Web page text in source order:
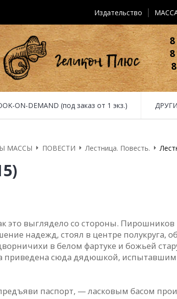
Издательство
ON-DEMAND (под заказ от 1 экз.)
МАССЫ ПОВЕСТИ Лестница. Повесть.
это выглядело со стороны.
надежд, стоял в центре
в белом фартуке и божьей
приведена сюда дядюшкой,
паспорт, — ласковым басом